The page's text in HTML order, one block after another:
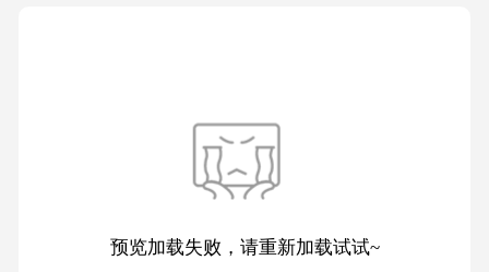
预览加载失败，请重新加载试试~